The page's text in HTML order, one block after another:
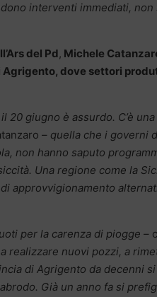
interventi immediati,
del Pd, Michele
Agrigento, dove settori
20 giugno è assurdo. C’è
– quella che i governi
non hanno saputo
Una regione come la
approvvigionamento
per la carenza di piogge –
a realizzare nuovi pozzi, a
di Agrigento da decenni
Già un anno fa si